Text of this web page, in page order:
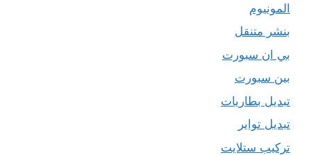
المونيوم
بنشر متنقل
بي ان سبورت
بين سبورت
تبديل بطاريات
تبديل تواير
تركيب ستلايت